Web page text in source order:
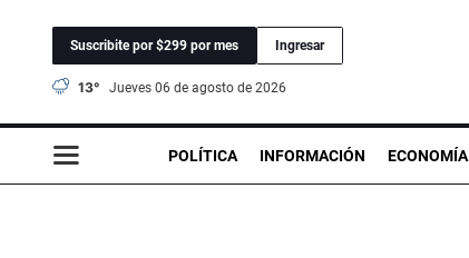
Suscribite por $299 por mes Ingresar
13° jueves 06 de agosto de 2026
POLÍTICA INFORMACIÓN ECONOMÍA